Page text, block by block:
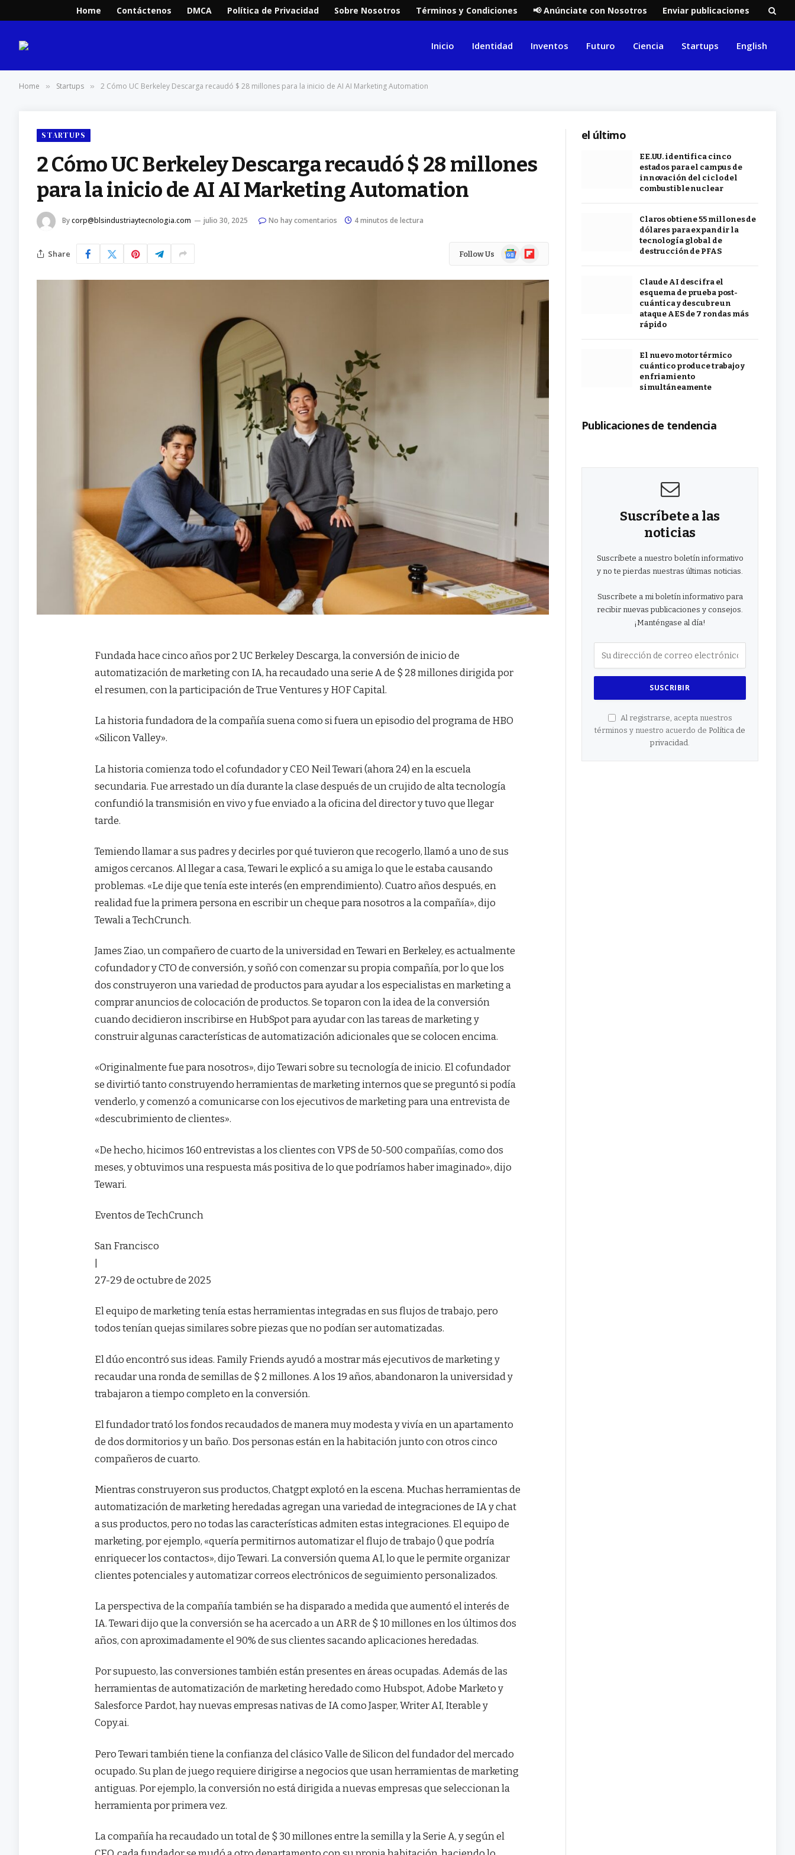
Home Contáctenos DMCA Política de Privacidad Sobre Nosotros Términos y Condiciones 📢 Anúnciate con Nosotros Enviar publicaciones
Inicio Identidad Inventos Futuro Ciencia Startups English
Home » Startups » 2 Cómo UC Berkeley Descarga recaudó $ 28 millones para la inicio de AI AI Marketing Automation
STARTUPS
2 Cómo UC Berkeley Descarga recaudó $ 28 millones
para la inicio de AI AI Marketing Automation
Bycorp@blsindustriaytecnologia.com julio 30, 2025 No hay comentarios 4 minutos de lectura
Share Follow Us
GoogleFlipboard
Fundada hace cinco años por 2 UC Berkeley Descarga, la conversión de inicio de
automatización de marketing con IA, ha recaudado una serie A de $ 28 millones dirigida por
el resumen, con la participación de True Ventures y HOF Capital.
La historia fundadora de la compañía suena como si fuera un episodio del programa de HBO
«Silicon Valley».
La historia comienza todo el cofundador y CEO Neil Tewari (ahora 24) en la escuela
secundaria. Fue arrestado un día durante la clase después de un crujido de alta tecnología
confundió la transmisión en vivo y fue enviado a la oficina del director y tuvo que llegar
tarde.
Temiendo llamar a sus padres y decirles por qué tuvieron que recogerlo, llamó a uno de sus
amigos cercanos. Al llegar a casa, Tewari le explicó a su amiga lo que le estaba causando
problemas. «Le dije que tenía este interés (en emprendimiento). Cuatro años después, en
realidad fue la primera persona en escribir un cheque para nosotros a la compañía», dijo
Tewali a TechCrunch.
James Ziao, un compañero de cuarto de la universidad en Tewari en Berkeley, es actualmente
cofundador y CTO de conversión, y soñó con comenzar su propia compañía, por lo que los
dos construyeron una variedad de productos para ayudar a los especialistas en marketing a
comprar anuncios de colocación de productos. Se toparon con la idea de la conversión
cuando decidieron inscribirse en HubSpot para ayudar con las tareas de marketing y
construir algunas características de automatización adicionales que se colocen encima.
«Originalmente fue para nosotros», dijo Tewari sobre su tecnología de inicio. El cofundador
se divirtió tanto construyendo herramientas de marketing internos que se preguntó si podía
venderlo, y comenzó a comunicarse con los ejecutivos de marketing para una entrevista de
«descubrimiento de clientes».
«De hecho, hicimos 160 entrevistas a los clientes con VPS de 50-500 compañías, como dos
meses, y obtuvimos una respuesta más positiva de lo que podríamos haber imaginado», dijo
Tewari.
Eventos de TechCrunch
San Francisco
27-29 de octubre de 2025
El equipo de marketing tenía estas herramientas integradas en sus flujos de trabajo, pero
todos tenían quejas similares sobre piezas que no podían ser automatizadas.
El dúo encontró sus ideas. Family Friends ayudó a mostrar más ejecutivos de marketing y
recaudar una ronda de semillas de $ 2 millones. A los 19 años, abandonaron la universidad y
trabajaron a tiempo completo en la conversión.
El fundador trató los fondos recaudados de manera muy modesta y vivía en un apartamento
de dos dormitorios y un baño. Dos personas están en la habitación junto con otros cinco
compañeros de cuarto.
Mientras construyeron sus productos, Chatgpt explotó en la escena. Muchas herramientas de
automatización de marketing heredadas agregan una variedad de integraciones de IA y chat
a sus productos, pero no todas las características admiten estas integraciones. El equipo de
marketing, por ejemplo, «quería permitirnos automatizar el flujo de trabajo () que podría
enriquecer los contactos», dijo Tewari. La conversión quema AI, lo que le permite organizar
clientes potenciales y automatizar correos electrónicos de seguimiento personalizados.
La perspectiva de la compañía también se ha disparado a medida que aumentó el interés de
IA. Tewari dijo que la conversión se ha acercado a un ARR de $ 10 millones en los últimos dos
años, con aproximadamente el 90% de sus clientes sacando aplicaciones heredadas.
Por supuesto, las conversiones también están presentes en áreas ocupadas. Además de las
herramientas de automatización de marketing heredado como Hubspot, Adobe Marketo y
Salesforce Pardot, hay nuevas empresas nativas de IA como Jasper, Writer AI, Iterable y
Copy.ai.
Pero Tewari también tiene la confianza del clásico Valle de Silicon del fundador del mercado
ocupado. Su plan de juego requiere dirigirse a negocios que usan herramientas de marketing
antiguas. Por ejemplo, la conversión no está dirigida a nuevas empresas que seleccionan la
herramienta por primera vez.
La compañía ha recaudado un total de $ 30 millones entre la semilla y la Serie A, y según el
el último
EE.UU. identifica cinco
estados para el campus de
innovación del ciclo del
combustible nuclear
Claros obtiene 55 millones de
dólares para expandir la
tecnología global de
destrucción de PFAS
Claude AI descifra el
esquema de prueba post-
cuántica y descubre un
ataque AES de 7 rondas más
rápido
El nuevo motor térmico
cuántico produce trabajo y
enfriamiento
simultáneamente
Publicaciones de tendencia
Suscríbete a las
noticias
Suscríbete a nuestro boletín informativo
y no te pierdas nuestras últimas noticias.
Suscríbete a mi boletín informativo para
recibir nuevas publicaciones y consejos.
¡Manténgase al día!
Al registrarse, acepta nuestros
términos y nuestro acuerdo de Política de
privacidad.